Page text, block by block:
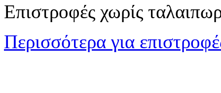
Επιστροφές χωρίς
Περισσότερα για